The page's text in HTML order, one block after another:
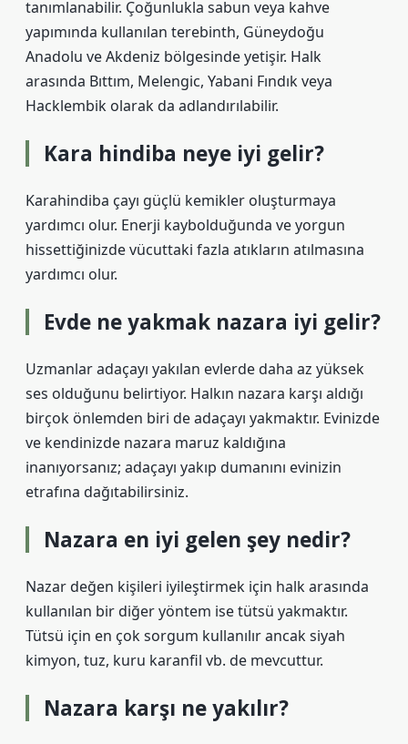
tanımlanabilir. Çoğunlukla sabun veya kahve
yapımında kullanılan terebinth, Güneydoğu
Anadolu ve Akdeniz bölgesinde yetişir. Halk
arasında Bıttım, Melengic, Yabani Fındık veya
Hacklembik olarak da adlandırılabilir.
Kara hindiba neye iyi gelir?
Karahindiba çayı güçlü kemikler oluşturmaya
yardımcı olur. Enerji kaybolduğunda ve yorgun
hissettiğinizde vücuttaki fazla atıkların atılmasına
yardımcı olur.
Evde ne yakmak nazara iyi gelir?
Uzmanlar adaçayı yakılan evlerde daha az yüksek
ses olduğunu belirtiyor. Halkın nazara karşı aldığı
birçok önlemden biri de adaçayı yakmaktır. Evinizde
ve kendinizde nazara maruz kaldığına
inanıyorsanız; adaçayı yakıp dumanını evinizin
etrafına dağıtabilirsiniz.
Nazara en iyi gelen şey nedir?
Nazar değen kişileri iyileştirmek için halk arasında
kullanılan bir diğer yöntem ise tütsü yakmaktır.
Tütsü için en çok sorgum kullanılır ancak siyah
kimyon, tuz, kuru karanfil vb. de mevcuttur.
Nazara karşı ne yakılır?